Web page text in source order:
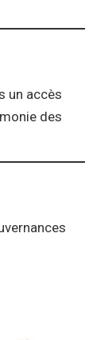
un accès
des